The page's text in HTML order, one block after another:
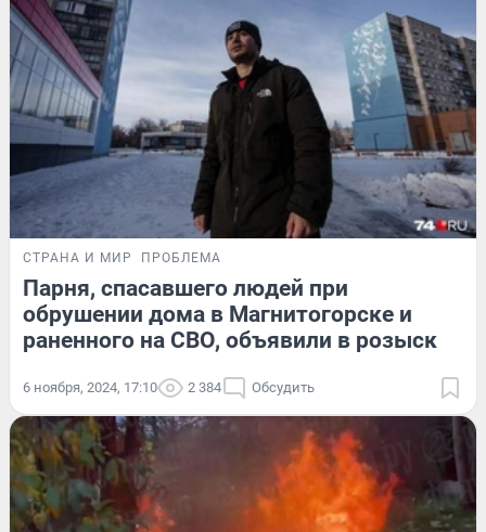
СТРАНА И МИР ПРОБЛЕМА
Парня, спасавшего людей при
обрушении дома в Магнитогорске и
раненного на СВО, объявили в розыск
6 ноября, 2024, 17:10 2 384 Обсудить